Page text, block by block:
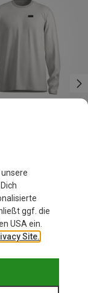
unsere
ggf. die
USA ein.
Site.